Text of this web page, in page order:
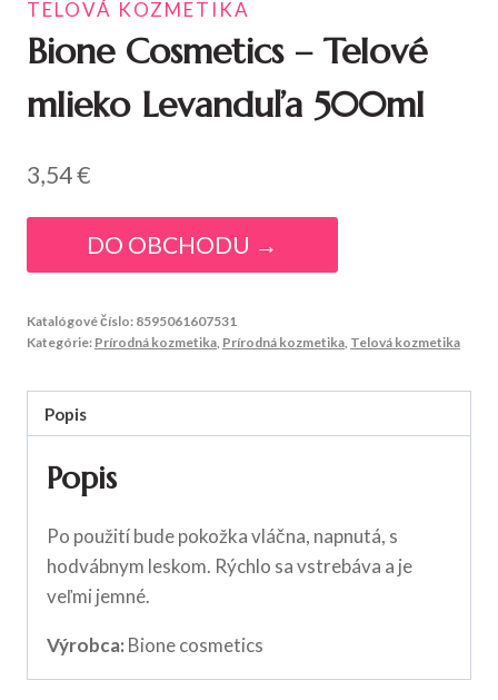
TELOVÁ KOZMETIKA
Bione Cosmetics – Telové
mlieko Levanduľa 500ml
3,54€
DO OBCHODU →
Katalógové číslo: 8595061607531
Kategórie: Prírodná kozmetika Prírodná kozmetika Telová kozmetika
Popis
Popis
Po použití bude pokožka vláčna, napnutá, s
hodvábnym leskom. Rýchlo sa vstrebáva a je
veľmi jemné.
Výrobca: Bione cosmetics